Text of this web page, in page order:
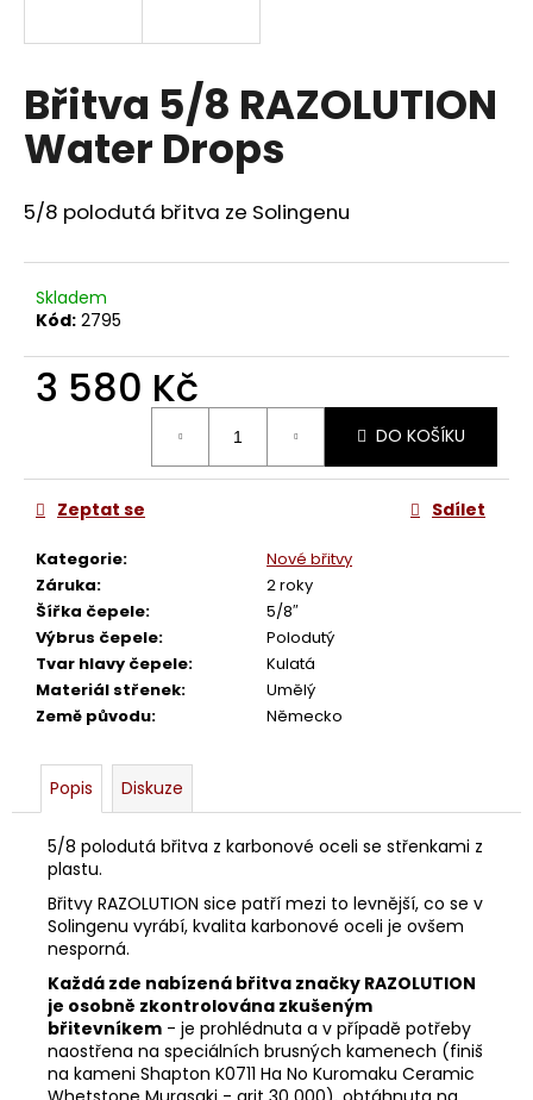
Břitva 5/8 RAZOLUTION
Water Drops
5/8 polodutá břitva ze Solingenu
Skladem
Kód: 2795
3 580 Kč
DO KOŠÍKU
Kategorie:
Nové břitvy
Záruka:
2 roky
Šířka čepele:
5/8″
Výbrus čepele:
Polodutý
Tvar hlavy čepele:
Kulatá
Materiál střenek:
Umělý
Země původu: Německo
Zeptat se Sdílet
Popis Diskuze
5/8 polodutá břitva z karbonové oceli se střenkami z
plastu.
Břitvy RAZOLUTION sice patří mezi to levnější, co se v
Solingenu vyrábí, kvalita karbonové oceli je ovšem
nesporná.
Každá zde nabízená břitva značky RAZOLUTION
je osobně zkontrolována zkušeným
břitevníkem - je prohlédnuta a v případě potřeby
naostřena na speciálních brusných kamenech (finiš
na kameni Shapton K0711 Ha No Kuromaku Ceramic
í
t
?
D
o
r
u
u
e
m
e
5/8
BÖKER
KING
CUTTER
280
Kč